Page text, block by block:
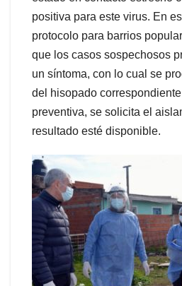
positiva para este virus. En
protocolo para barrios
que los casos sospechosos
un síntoma, con lo cual se
del hisopado
preventiva, se solicita el
resultado esté disponible.